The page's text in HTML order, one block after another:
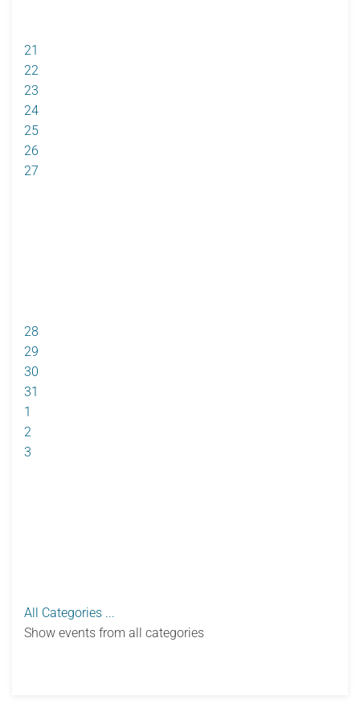
21
22
23
24
25
26
27
28
29
30
31
1
2
3
All Categories ...
Show events from all categories